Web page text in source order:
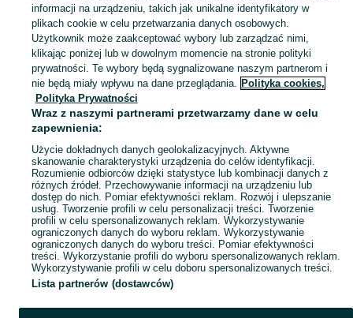
KATEGORIA
domek ogrodowy dla dzieci,basen z kulkami,zabawki ogrodowe,zabawki
Zobacz
Mapa kategorii
Mapa miejscowości
Mapa ministron
Popularne wyszukiwania
informacji na urządzeniu, takich jak unikalne identyfikatory w
plikach cookie w celu przetwarzania danych osobowych.
Użytkownik może zaakceptować wybory lub zarządzać nimi,
klikając poniżej lub w dowolnym momencie na stronie polityki
prywatności. Te wybory będą sygnalizowane naszym partnerom i
nie będą miały wpływu na dane przeglądania. Polityka cookies,
Polityka Prywatności
Wraz z naszymi partnerami przetwarzamy dane w celu
zapewnienia:
Użycie dokładnych danych geolokalizacyjnych. Aktywne
skanowanie charakterystyki urządzenia do celów identyfikacji.
Rozumienie odbiorców dzięki statystyce lub kombinacji danych z
różnych źródeł. Przechowywanie informacji na urządzeniu lub
dostęp do nich. Pomiar efektywności reklam. Rozwój i ulepszanie
usług. Tworzenie profili w celu personalizacji treści. Tworzenie
profili w celu spersonalizowanych reklam. Wykorzystywanie
ograniczonych danych do wyboru reklam. Wykorzystywanie
ograniczonych danych do wyboru treści. Pomiar efektywności
treści. Wykorzystanie profili do wyboru spersonalizowanych reklam.
Wykorzystywanie profili w celu doboru spersonalizowanych treści.
Lista partnerów (dostawców)